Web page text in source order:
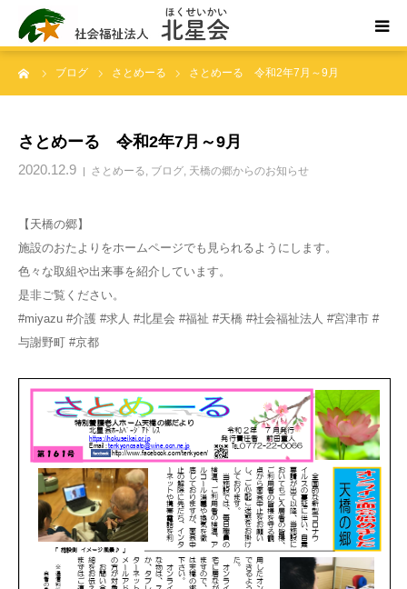
ブログ さとめーる さとめーる 令和2年7月～9月
さとめーる 令和2年7月～9月
2020.12.9 さとめーる, ブログ, 天橋の郷からのお知らせ
【天橋の郷】
施設のおたよりをホームページでも見られるようにします。
色々な取組や出来事を紹介しています。
是非ご覧ください。
#miyazu #介護 #求人 #北星会 #福祉 #天橋 #社会福祉法人 #宮津市 #
与謝野町 #京都
ホーム
事業所案内・ご利用案内
お問い合わせ